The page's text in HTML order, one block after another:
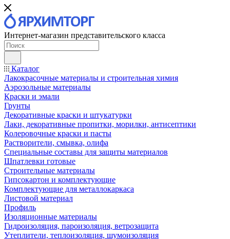
Интернет-магазин представительского класса
Каталог
Лакокрасочные материалы и строительная химия
Аэрозольные материалы
Краски и эмали
Грунты
Декоративные краски и штукатурки
Лаки, декоративные пропитки, морилки, антисептики
Колеровочные краски и пасты
Растворители, смывка, олифа
Специальные составы для защиты материалов
Шпатлевки готовые
Строительные материалы
Гипсокартон и комплектующие
Комплектующие для металлокаркаса
Листовой материал
Профиль
Изоляционные материалы
Гидроизоляция, пароизоляция, ветрозащита
Утеплители, теплоизоляция, шумоизоляция